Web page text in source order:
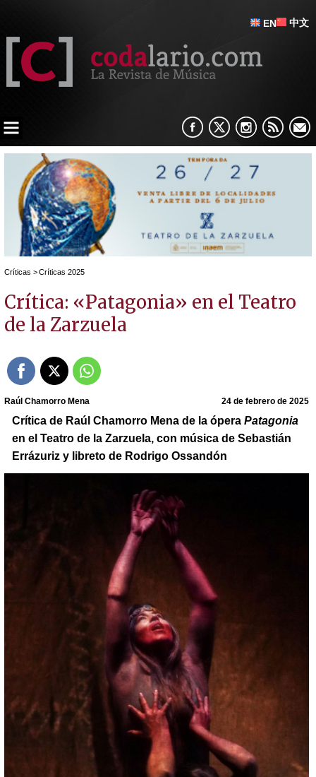
EN 中文
Críticas > Críticas 2025
Crítica: «Patagonia» en el Teatro
de la Zarzuela
Raúl Chamorro Mena 24 de febrero de 2025
Crítica de Raúl Chamorro Mena de la ópera Patagonia
en el Teatro de la Zarzuela, con música de Sebastián
Errázuriz y libreto de Rodrigo Ossandón